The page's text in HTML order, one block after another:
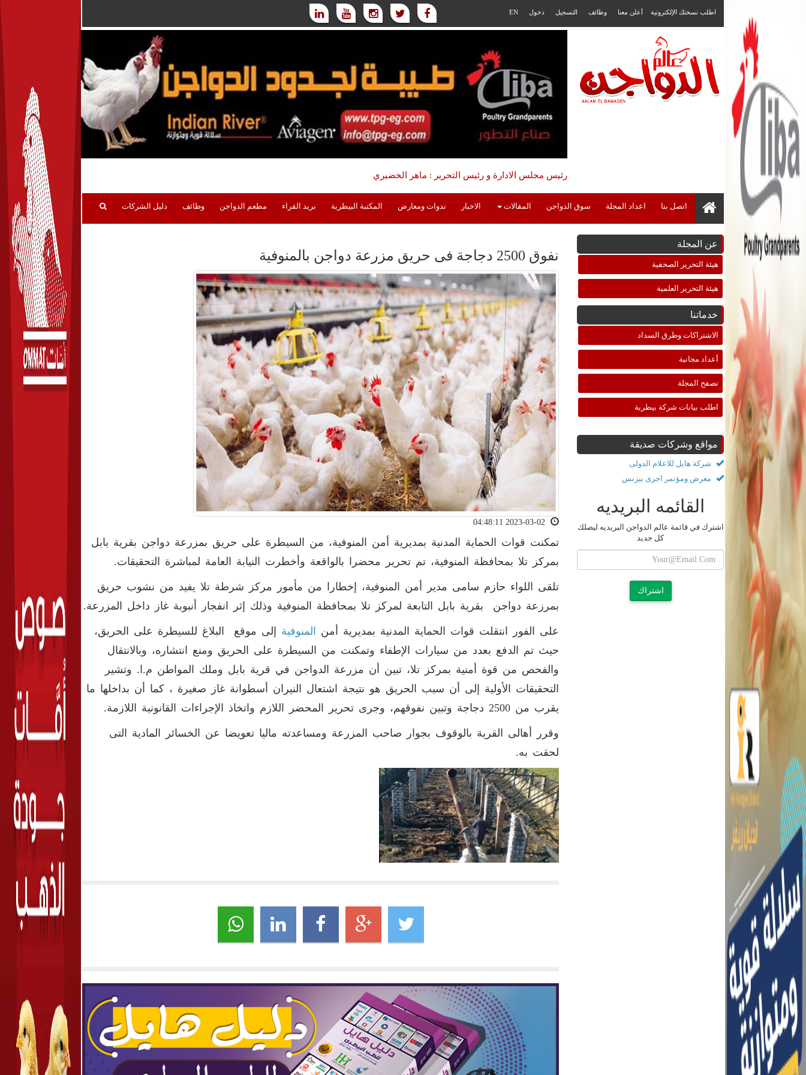
اطلب نسختك الإلكترونية أعلن معنا وظائف التسجيل دخول EN
رئيس مجلس الادارة و رئيس التحرير : ماهر الخضيري
اتصل بنا اعداد المجلة سوق الدواجن المقالات الاخبار ندوات ومعارض المكتبة البيطرية بريد القراء مطعم الدواجن وظائف دليل الشركات
عن المجلة
هيئة التحرير الصحفية
هيئة التحرير العلمية
خدماتنا
الاشتراكات وطرق السداد
أعداد مجانية
تصفح المجلة
اطلب بيانات شركة بيطرية
مواقع وشركات صديقة
شركة هايل للاعلام الدولى
معرض ومؤتمر اجرى بيزنس
القائمه البريديه
اشترك في قائمة عالم الدواجن البريديه ليصلك
كل جديد
اشتراك
نفوق 2500 دجاجة فى حريق مزرعة دواجن بالمنوفية
تمكنت قوات الحماية المدنية بمديرية أمن المنوفية، من السيطرة على حريق بمزرعة دواجن بقرية بابل
بمركز تلا بمحافظة المنوفية، تم تحرير محضرا بالواقعة وأخطرت النيابة العامة لمباشرة التحقيقات.
تلقى اللواء حازم سامى مدير أمن المنوفية، إخطارا من مأمور مركز شرطة تلا يفيد من نشوب حريق
بمرزعة دواجن بقرية بابل التابعة لمركز تلا بمحافظة المنوفية وذلك إثر انفجار أنبوبة غاز داخل المزرعة.
على الفور انتقلت قوات الحماية المدنية بمديرية أمن المنوفية إلى موقع البلاغ للسيطرة على الحريق،
حيث تم الدفع بعدد من سيارات الإطفاء وتمكنت من السيطرة على الحريق ومنع انتشاره، وبالانتقال
والفحص من قوة أمنية بمركز تلا، تبين أن مزرعة الدواجن في قرية بابل وملك المواطن م.ا. وتشير
التحقيقات الأولية إلى أن سبب الحريق هو نتيجة اشتعال النيران أسطوانة غاز صغيرة ، كما أن بداخلها ما
يقرب من 2500 دجاجة وتبين نفوقهم، وجرى تحرير المحضر اللازم واتخاذ الإجراءات القانونية اللازمة
.
وقرر أهالى القرية بالوقوف بجوار صاحب المزرعة ومساعدته ماليا تعويضا عن الخسائر المادية التى
لحقت به.